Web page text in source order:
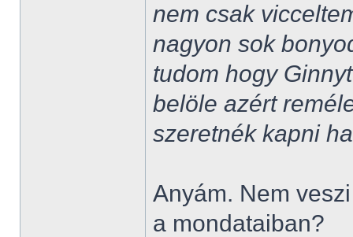
nem csak
nagyon sok
tudom hogy
belöle azért
szeretnék kapni
Anyám. Nem
a mondataiban?